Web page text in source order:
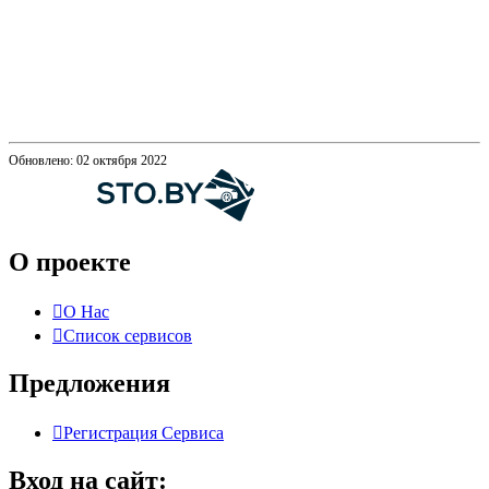
Обновлено: 02 октября 2022
О проекте
О Нас
Список сервисов
Предложения
Регистрация Сервиса
Вход на сайт: